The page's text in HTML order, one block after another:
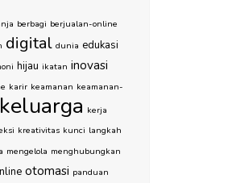
berbagi berjualan-online
digital dunia edukasi
hijau ikatan inovasi
karir keamanan keamanan-
keluarga kerja
kreativitas kunci langkah
mengelola menghubungkan
otomasi panduan